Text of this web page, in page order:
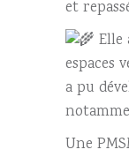
et
Elle
espaces
a pu
Une